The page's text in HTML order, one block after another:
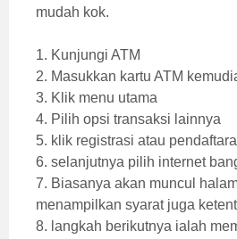
mudah kok.
1. Kunjungi ATM
2. Masukkan kartu ATM
3. Klik menu utama
4. Pilih opsi transaksi lainnya
5. klik registrasi atau
6. selanjutnya pilih internet
7. Biasanya akan muncul
menampilkan syarat juga
8. langkah berikutnya ialah